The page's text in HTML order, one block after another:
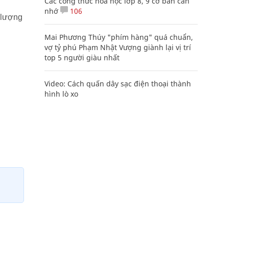
lượng
nhớ
106
Mai Phương Thúy "phím hàng" quá chuẩn,
vợ tỷ phú Phạm Nhật Vượng giành lại vị trí
top 5 người giàu nhất
Video: Cách quấn dây sạc điện thoại thành
hình lò xo